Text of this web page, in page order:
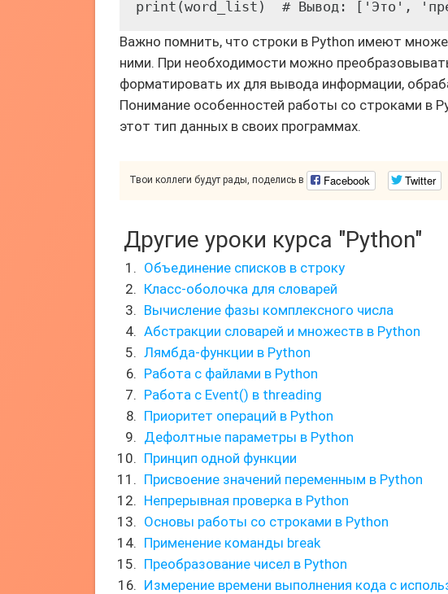
Важно помнить, что строки в Python имеют
ними. При необходимости можно
форматировать их для вывода информации,
Понимание особенностей работы со строками в
этот тип данных в своих программах.
Твои коллеги будут рады, поделись в Facebook Twitter
Другие уроки курса "Python"
Объединение списков в строку
Класс-оболочка для словарей
Вычисление фазы комплексного числа
Абстракции словарей и множеств в Python
Лямбда-функции в Python
Работа с файлами в Python
Работа с Event() в threading
Приоритет операций в Python
Дефолтные параметры в Python
Принцип одной функции
Присвоение значений переменным в Python
Непрерывная проверка в Python
Основы работы со строками в Python
Применение команды break
Преобразование чисел в Python
Измерение времени выполнения кода с